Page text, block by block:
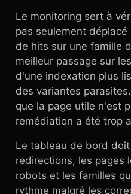
Le monitoring sert à
pas seulement
de hits sur une famille
meilleur passage sur
d'une indexation plus
des variantes
que la page utile n'est
remédiation a été trop
Le tableau de bord
redirections, les pages
robots et les familles
rythme malgré les